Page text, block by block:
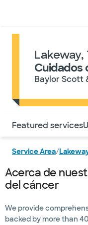
Lakeway,
Cuidados
Baylor Scott
Utilice esta
Featured services
Service Area/
Acerca de
del cáncer
We provide
backed by more than